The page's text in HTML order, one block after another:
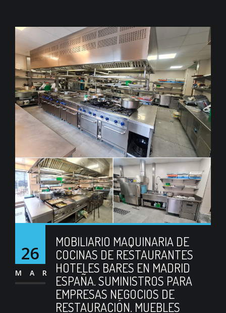
26
MAR
MOBILIARIO MAQUINARIA DE
COCINAS DE RESTAURANTES
HOTELES BARES EN MADRID
ESPAÑA. SUMINISTROS PARA
EMPRESAS NEGOCIOS DE
RESTAURACIÓN. MUEBLES